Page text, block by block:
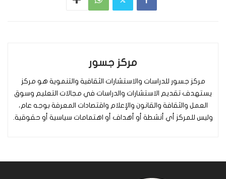
مركز جسور
مركز جسور للدراسات والاستشارات الثقافية والتنموية هو مركز
يستهدف تقديم الاستشارات والدراسات في مجالات التعليم وسوق
العمل والثقافة والقانون والإعلام واقتصادات المعرفة بوجه عام،
وليس للمركز أي أنشطة أو أهداف أو اهتمامات سياسية أو حقوقية.